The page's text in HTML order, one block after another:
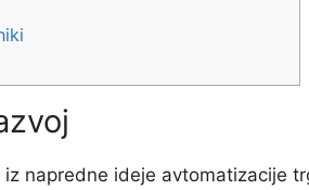
napredne ideje avtomatizacije